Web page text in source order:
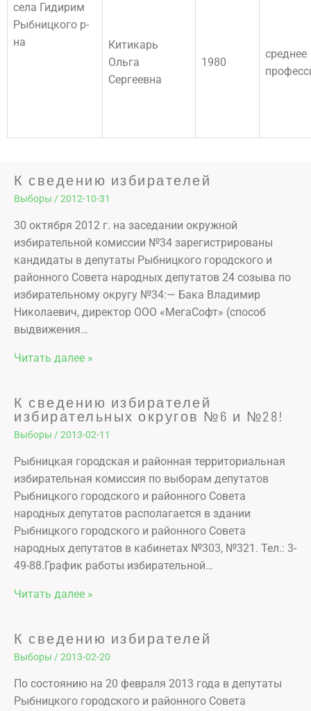
села Гидирим
Рыбницкого р-
на
Китикарь
Ольга
Сергеевна
1980
среднее
К сведению избирателей
Выборы /2012-10-31
30 октября 2012 г. на заседании окружной
избирательной комиссии №34 зарегистрированы
кандидаты в депутаты Рыбницкого городского и
районного Совета народных депутатов 24 созыва по
избирательному округу №34:— Бака Владимир
Николаевич, директор ООО «МегаСофт» (способ
выдвижения…
Читать далее »
К сведению избирателей
избирательных округов №6 и №28!
Выборы /2013-02-11
Рыбницкая городская и районная территориальная
избирательная комиссия по выборам депутатов
Рыбницкого городского и районного Совета
народных депутатов располагается в здании
Рыбницкого городского и районного Совета
народных депутатов в кабинетах №303, №321. Тел.: 3-
49-88.График работы избирательной…
Читать далее »
К сведению избирателей
Выборы /2013-02-20
По состоянию на 20 февраля 2013 года в депутаты
Рыбницкого городского и районного Совета